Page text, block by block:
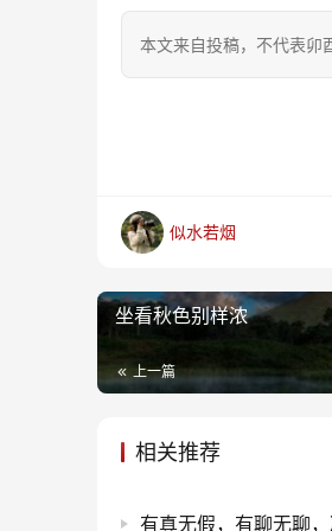
本文来自投稿，不代表
似水若烟
坐看秋色别样浓
上一篇
相关推荐
有真无假，有聊无聊